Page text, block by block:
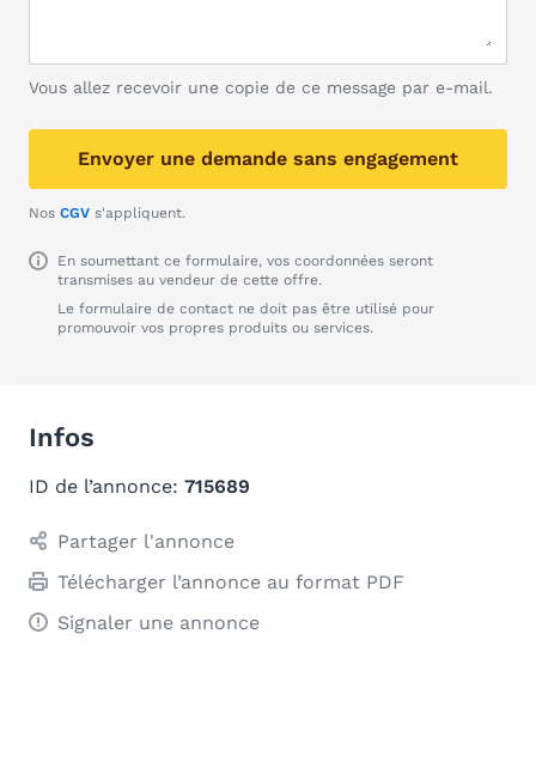
Vous allez recevoir une copie de ce message par e-mail.
Envoyer une demande sans engagement
Nos CGV s'appliquent.
En soumettant ce formulaire, vos coordonnées seront
transmises au vendeur de cette offre.
Le formulaire de contact ne doit pas être utilisé pour
promouvoir vos propres produits ou services.
Infos
ID de l’annonce: 715689
Partager l'annonce
Télécharger l’annonce au format PDF
Signaler une annonce